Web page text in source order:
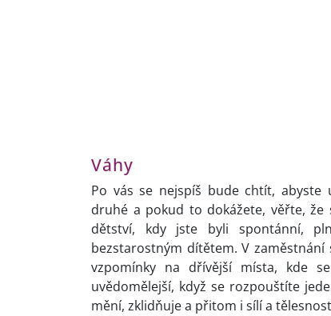
Váhy
Po vás se nejspíš bude chtít,
druhé a pokud to dokážete, věřte,
dětství, kdy jste byli spontánní,
bezstarostným dítětem. V
vzpomínky na dřívější místa, kde
uvědomělejší, když se rozpouštíte
mění, zklidňuje a přitom i sílí a